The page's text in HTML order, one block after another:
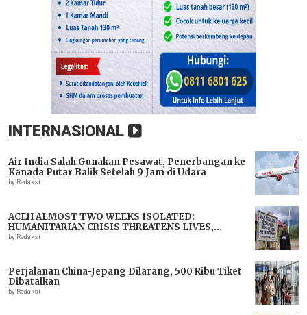
INTERNASIONAL
Air India Salah Gunakan Pesawat, Penerbangan ke
Kanada Putar Balik Setelah 9 Jam di Udara
by Redaksi
ACEH ALMOST TWO WEEKS ISOLATED:
HUMANITARIAN CRISIS THREATENS LIVES,
IMMEDIATE ASSISTANCE URGENTLY NEEDED
by Redaksi
Perjalanan China-Jepang Dilarang, 500 Ribu Tiket
Dibatalkan
by Redaksi